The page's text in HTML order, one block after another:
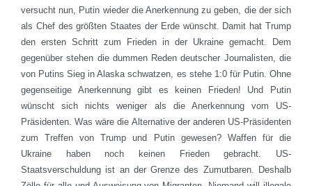
versucht nun, Putin wieder die Anerkennung zu geben, die der sich
als Chef des größten Staates der Erde wünscht. Damit hat Trump
den ersten Schritt zum Frieden in der Ukraine gemacht. Dem
gegenüber stehen die dummen Reden deutscher Journalisten, die
von Putins Sieg in Alaska schwatzen, es stehe 1:0 für Putin. Ohne
gegenseitige Anerkennung gibt es keinen Frieden! Und Putin
wünscht sich nichts weniger als die Anerkennung vom US-
Präsidenten. Was wäre die Alternative der anderen US-Präsidenten
zum Treffen von Trump und Putin gewesen? Waffen für die
Ukraine haben noch keinen Frieden gebracht. US-
Staatsverschuldung ist an der Grenze des Zumutbaren. Deshalb